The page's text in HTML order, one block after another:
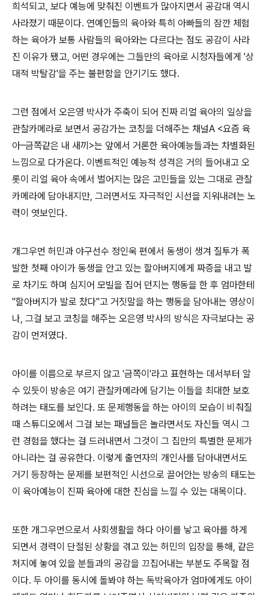
희석되고, 보다 예능에 맞춰진 이벤트가 많아지면서 공감대 역시
사라졌기 때문이다. 연예인들의 육아와 특히 아빠들의 잠깐 체험
하는 육아가 보통 사람들의 육아와는 다르다는 점도 공감이 사라
진 이유가 됐고, 어떤 경우에는 그들만의 육아로 시청자들에게 '상
대적 박탈감'을 주는 불편함을 안기기도 했다.
그런 점에서 오은영 박사가 주축이 되어 진짜 리얼 육아의 일상을
관찰카메라로 보면서 공감가는 코칭을 더해주는 채널A <요즘 육
아–금쪽같은 내 새끼>는 앞에서 거론한 육아예능들과는 차별화된
느낌으로 다가온다. 이벤트적인 예능적 성격은 거의 들어내고 오
롯이 리얼 육아 속에서 벌어지는 많은 고민들을 있는 그대로 관찰
카메라에 담아내지만, 그러면서도 자극적인 시선을 지워내려는 노
력이 엿보인다.
개그우먼 허민과 야구선수 정인욱 편에서 동생이 생겨 질투가 폭
발한 첫째 아이가 동생을 안고 있는 할아버지에게 짜증을 내고 발
로 차기도 하며 심지어 모빌을 집어 던지는 행동을 한 후 엄마한테
"할아버지가 발로 찼다"고 거짓말을 하는 행동을 담아내는 영상이
나, 그걸 보고 코칭을 해주는 오은영 박사의 방식은 자극보다는 공
감이 먼저였다.
아이를 이름으로 부르지 않고 '금쪽이'라고 표현하는 데서부터 알
수 있듯이 방송은 여기 관찰카메라에 담기는 이들을 최대한 보호
하려는 태도를 보인다. 또 문제행동을 하는 아이의 모습이 비춰질
때 스튜디오에서 그걸 보는 패널들은 놀라면서도 자신들 역시 그
런 경험을 했다는 걸 드러내면서 그것이 그 집만의 특별한 문제가
아니라는 걸 공유한다. 이렇게 출연자의 개인사를 담아내면서도
거기 등장하는 문제를 보편적인 시선으로 끌어안는 방송의 태도는
이 육아예능이 진짜 육아에 대한 진심을 느낄 수 있는 대목이다.
또한 개그우먼으로서 사회생활을 하다 아이를 낳고 육아를 하게
되면서 경력이 단절된 상황을 겪고 있는 허민의 입장을 통해, 같은
처지에 놓여 있을 분들과의 공감을 끄집어내는 부분도 주목할 점
이다. 두 아이를 동시에 돌봐야 하는 독박육아가 엄마에게도 아이